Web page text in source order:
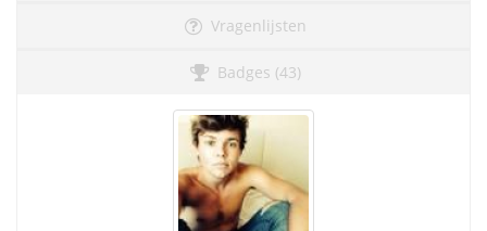
Vragenlijsten
Badges (43)